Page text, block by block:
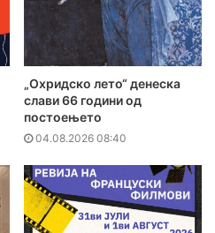
„Охридско лето“ денеска
слави 66 години од
постоењето
04.08.2026 08:40